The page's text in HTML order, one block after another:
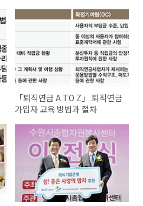
「퇴직연금 A TO Z」 퇴직연금
가입자 교육 방법과 절차